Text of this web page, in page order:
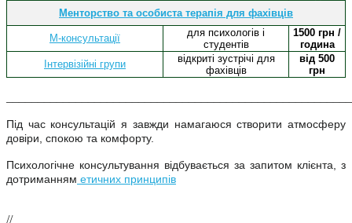
Менторство та особиста терапія для фахівців
М-консультації
для психологів і
студентів
1500 грн /
година
Інтервізійні групи
відкриті зустрічі для
фахівців
від 500
грн
Під час консультацій я завжди намагаюся створити атмосферу
довіри, спокою та комфорту.
Психологічне консультування відбувається за запитом клієнта, з
дотриманням етичних принципів
//